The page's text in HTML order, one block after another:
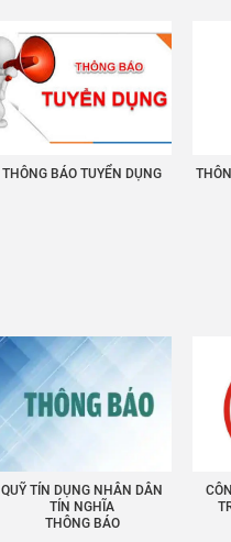
THÔNG BÁO TUYỂN DỤNG
QUỸ TÍN DỤNG NHÂN DÂN
TÍN NGHĨA
THÔNG BÁO